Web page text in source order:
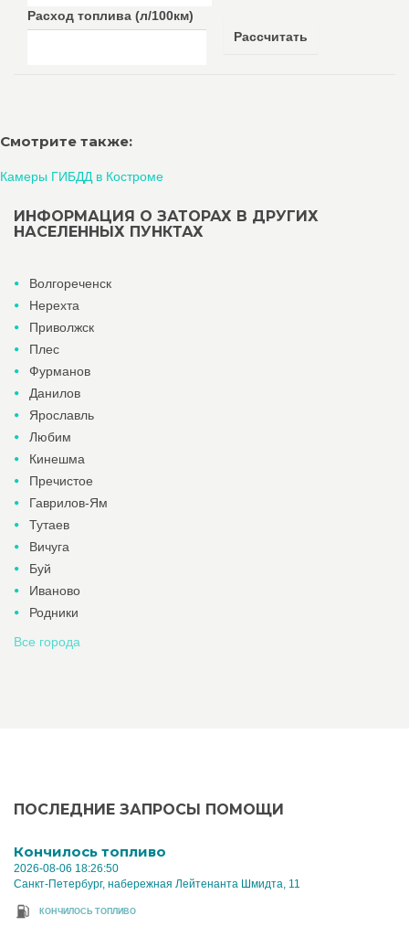
Расход топлива (л/100км)
Рассчитать
Смотрите также:
Камеры ГИБДД в Костроме
ИНФОРМАЦИЯ О ЗАТОРАХ В ДРУГИХ
НАСЕЛЕННЫХ ПУНКТАХ
Волгореченск
Нерехта
Приволжск
Плес
Фурманов
Данилов
Ярославль
Любим
Кинешма
Пречистое
Гаврилов-Ям
Тутаев
Вичуга
Буй
Иваново
Родники
Все города
ПОСЛЕДНИЕ ЗАПРОСЫ ПОМОЩИ
Кончилось топливо
2026-08-06 18:26:50
Санкт-Петербург, набережная Лейтенанта Шмидта, 11
КОНЧИЛОСЬ ТОПЛИВО